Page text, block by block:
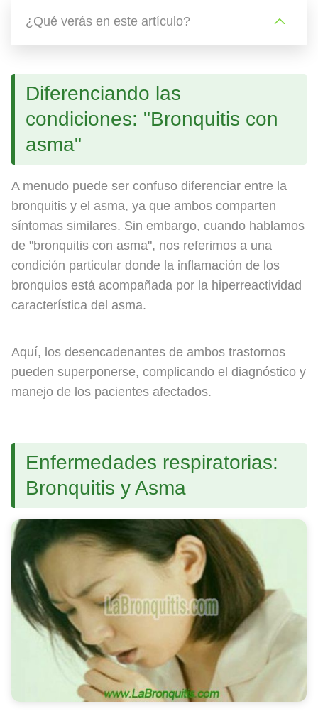
¿Qué verás en este artículo?
Diferenciando las
condiciones: "Bronquitis con
asma"
A menudo puede ser confuso diferenciar entre la
bronquitis y el asma, ya que ambos comparten
síntomas similares. Sin embargo, cuando hablamos
de "bronquitis con asma", nos referimos a una
condición particular donde la inflamación de los
bronquios está acompañada por la hiperreactividad
característica del asma.
Aquí, los desencadenantes de ambos trastornos
pueden superponerse, complicando el diagnóstico y
manejo de los pacientes afectados.
Enfermedades respiratorias:
Bronquitis y Asma